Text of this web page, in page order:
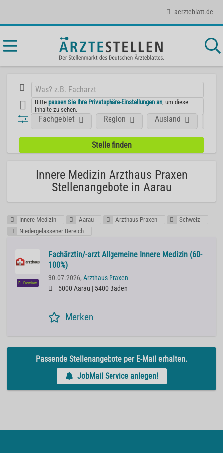
aerzteblatt.de
Bittepassen Sie Ihre Privatsphäre-Einstellungen an , um diese
Inhalte zu sehen.
Fachgebiet Region Ausland
Innere Medizin Arzthaus Praxen
Stellenangebote in Aarau
Innere Medizin Aarau Arzthaus Praxen
Schweiz
Niedergelassener Bereich
Premium
Fachärztin/-arzt Allgemeine Innere Medizin (60-
100%)
30.07.2026, Arzthaus Praxen
5000 Aarau | 5400 Baden
Merken
Passende Stellenangebote per E-Mail erhalten.
JobMail Service anlegen!